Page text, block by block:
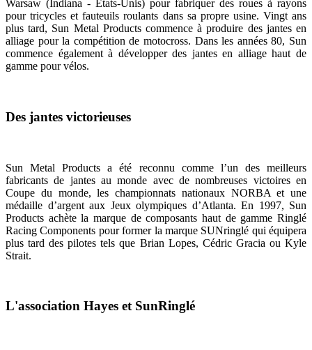
Warsaw (Indiana - Etats-Unis) pour fabriquer des roues à rayons
pour tricycles et fauteuils roulants dans sa propre usine. Vingt ans
plus tard, Sun Metal Products commence à produire des jantes en
alliage pour la compétition de motocross. Dans les années 80, Sun
commence également à développer des jantes en alliage haut de
gamme pour vélos.
Des jantes victorieuses
Sun Metal Products a été reconnu comme l’un des meilleurs
fabricants de jantes au monde avec de nombreuses victoires en
Coupe du monde, les championnats nationaux NORBA et une
médaille d’argent aux Jeux olympiques d’Atlanta. En 1997, Sun
Products achète la marque de composants haut de gamme Ringlé
Racing Components pour former la marque SUNringlé qui équipera
plus tard des pilotes tels que Brian Lopes, Cédric Gracia ou Kyle
Strait.
L'association Hayes et SunRinglé